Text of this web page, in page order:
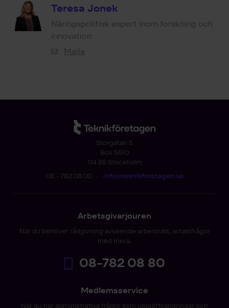
Teresa Jonek
Näringspolitisk expert inom forskning och
innovation
Maila
Storgatan 5
Box 5510
114 85 Stockholm
08 - 782 08 00 • info@teknikforetagen.se
Arbetsgivarjouren
När du behöver rådgivning avseende arbetsrätt, avtalsfrågor
med mera.
08-782 08 80
Medlemsservice
När du har administrativa frågor som uppgiftsändringar och